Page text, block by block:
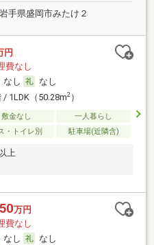
岩手県盛岡市みたけ２
円
費なし
なし
なし
/ 1LDK（50.28m2）
敷金なし
一人暮らし
・トイレ別 駐車場(近隣含)
上
万円
費なし
なし
なし